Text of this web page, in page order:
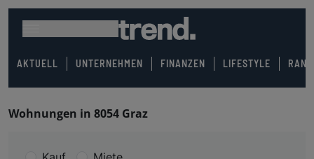
AKTUELL UNTERNEHMEN FINANZEN LIFESTYLE
Wohnungen in 8054 Graz